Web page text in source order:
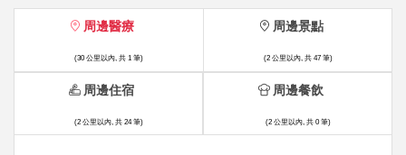
周邊醫療
(30 公里以內, 共 1 筆)
周邊景點
(2 公里以內, 共 47 筆)
周邊住宿
(2 公里以內, 共 24 筆)
周邊餐飲
(2 公里以內, 共 0 筆)